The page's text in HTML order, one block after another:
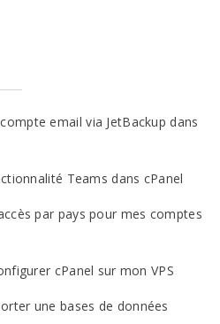
email via JetBackup dans
Teams dans cPanel
par pays pour mes comptes
cPanel sur mon VPS
une bases de données